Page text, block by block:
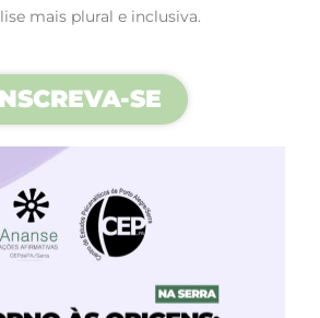
mais plural e inclusiva.
SE